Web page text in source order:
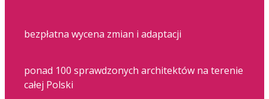
bezpłatna wycena zmian i adaptacji
ponad 100 sprawdzonych architektów na terenie
całej Polski